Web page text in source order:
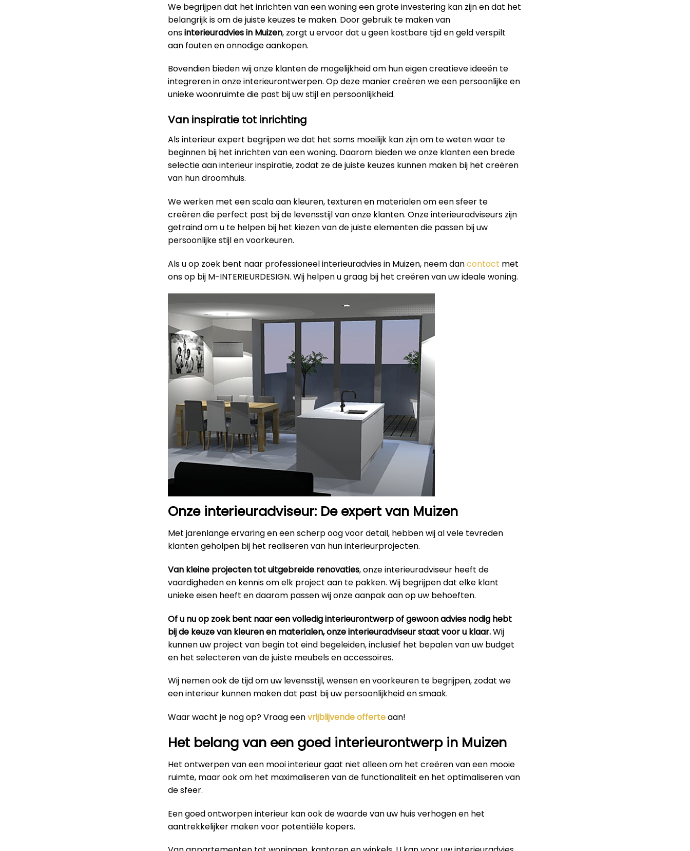
We begrijpen dat het inrichten van een woning een grote investering kan zijn en dat het
belangrijk is om de juiste keuzes te maken. Door gebruik te maken van
onsinterieuradvies in Muizen, zorgt u ervoor dat u geen kostbare tijd en geld verspilt
aan fouten en onnodige aankopen.
Bovendien bieden wij onze klanten de mogelijkheid om hun eigen creatieve ideeën te
integreren in onze interieurontwerpen. Op deze manier creëren we een persoonlijke en
unieke woonruimte die past bij uw stijl en persoonlijkheid.
Van inspiratie tot inrichting
Als interieur expert begrijpen we dat het soms moeilijk kan zijn om te weten waar te
beginnen bij het inrichten van een woning. Daarom bieden we onze klanten een brede
selectie aan interieur inspiratie, zodat ze de juiste keuzes kunnen maken bij het creëren
van hun droomhuis.
We werken met een scala aan kleuren, texturen en materialen om een ​​sfeer te
creëren die perfect past bij de levensstijl van onze klanten. Onze interieuradviseurs zijn
getraind om u te helpen bij het kiezen van de juiste elementen die passen bij uw
persoonlijke stijl en voorkeuren.
Als u op zoek bent naar professioneel interieuradvies in Muizen, neem dancontact met
ons op bij M-INTERIEURDESIGN. Wij helpen u graag bij het creëren van uw ideale woning.
Onze interieuradviseur: De expert van Muizen
Met jarenlange ervaring en een scherp oog voor detail, hebben wij al vele tevreden
klanten geholpen bij het realiseren van hun interieurprojecten.
Van kleine projecten tot uitgebreide renovaties, onze interieuradviseur heeft de
vaardigheden en kennis om elk project aan te pakken. Wij begrijpen dat elke klant
unieke eisen heeft en daarom passen wij onze aanpak aan op uw behoeften.
Of u nu op zoek bent naar een volledig interieurontwerp of gewoon advies nodig hebt
bij de keuze van kleuren en materialen, onze interieuradviseur staat voor u klaar.Wij
kunnen uw project van begin tot eind begeleiden, inclusief het bepalen van uw budget
en het selecteren van de juiste meubels en accessoires.
Wij nemen ook de tijd om uw levensstijl, wensen en voorkeuren te begrijpen, zodat we
een interieur kunnen maken dat past bij uw persoonlijkheid en smaak.
Waar wacht je nog op? Vraag eenvrijblijvende offerteaan!
Het belang van een goed interieurontwerp in Muizen
Het ontwerpen van een mooi interieur gaat niet alleen om het creëren van een mooie
ruimte, maar ook om het maximaliseren van de functionaliteit en het optimaliseren van
de sfeer.
Een goed ontworpen interieur kan ook de waarde van uw huis verhogen en het
aantrekkelijker maken voor potentiële kopers.